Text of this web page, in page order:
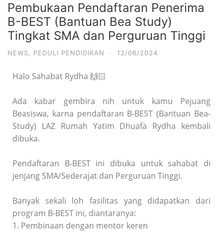
Pembukaan Pendaftaran Penerima
B-BEST (Bantuan Bea Study)
Tingkat SMA dan Perguruan Tinggi
NEWS, PEDULI PENDIDIKAN · 12/06/2024
Halo Sahabat Rydha 🙌🏻
Ada kabar gembira nih untuk kamu Pejuang
Beasiswa, karna pendaftaran B-BEST (Bantuan Bea-
Study) LAZ Rumah Yatim Dhuafa Rydha kembali
dibuka.
Pendaftaran B-BEST ini dibuka untuk sahabat di
jenjang SMA/Sederajat dan Perguruan Tinggi.
Banyak sekali loh fasilitas yang didapatkan dari
program B-BEST ini, diantaranya:
1. Pembinaan dengan mentor keren